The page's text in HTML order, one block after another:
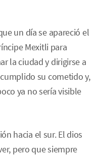
un día se apareció el
Mexitli para
la ciudad y dirigirse a
su cometido y,
ya no sería visible
hacia el sur. El dios
pero que siempre